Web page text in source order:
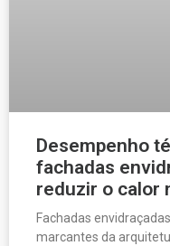
Desempenho
fachadas
reduzir o calor
Fachadas
marcantes da